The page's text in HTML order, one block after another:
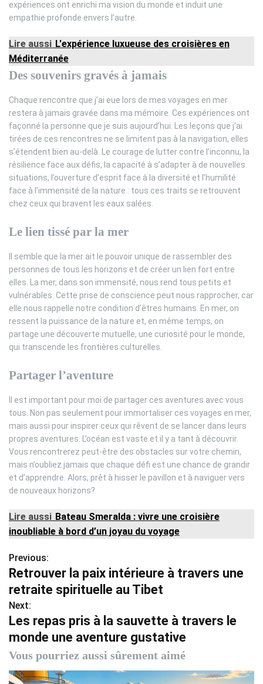
expériences ont enrichi ma vision du monde et induit une
empathie profonde envers l’autre.
Lire aussi L'expérience luxueuse des croisières en
Méditerranée
Des souvenirs gravés à jamais
Chaque rencontre que j’ai eue lors de mes voyages en mer
restera à jamais gravée dans ma mémoire. Ces expériences ont
façonné la personne que je suis aujourd’hui. Les leçons que j’ai
tirées de ces rencontres ne se limitent pas à la navigation, elles
s’étendent bien au-delà. Le courage de lutter contre l’inconnu, la
résilience face aux défis, la capacité à s’adapter à de nouvelles
situations, l’ouverture d’esprit face à la diversité et l’humilité
face à l’immensité de la nature : tous ces traits se retrouvent
chez ceux qui bravent les eaux salées.
Le lien tissé par la mer
Il semble que la mer ait le pouvoir unique de rassembler des
personnes de tous les horizons et de créer un lien fort entre
elles. La mer, dans son immensité, nous rend tous petits et
vulnérables. Cette prise de conscience peut nous rapprocher, car
elle nous rappelle notre condition d’êtres humains. En mer, on
ressent la puissance de la nature et, en même temps, on
partage une découverte mutuelle, une curiosité pour le monde,
qui transcende les frontières culturelles.
Partager l’aventure
Il est important pour moi de partager ces aventures avec vous
tous. Non pas seulement pour immortaliser ces voyages en mer,
mais aussi pour inspirer ceux qui rêvent de se lancer dans leurs
propres aventures. L’océan est vaste et il y a tant à découvrir.
Vous rencontrerez peut-être des obstacles sur votre chemin,
mais n’oubliez jamais que chaque défi est une chance de grandir
et d’apprendre. Alors, prêt à hisser le pavillon et à naviguer vers
de nouveaux horizons?
Lire aussi Bateau Smeralda : vivre une croisière
inoubliable à bord d’un joyau du voyage
N
a
v
i
g
a
Previous:
Retrouver la paix intérieure à travers une
retraite spirituelle au Tibet
Next:
Les repas pris à la sauvette à travers le
monde une aventure gustative
Vous pourriez aussi sûrement aimé